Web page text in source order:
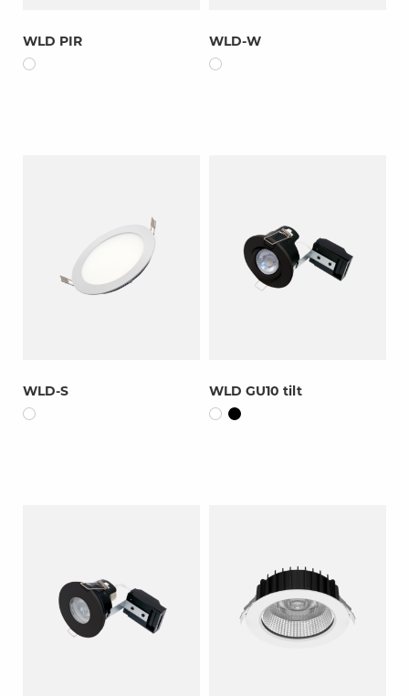
WLD PIR WLD-W
WLD-S WLD GU10 tilt